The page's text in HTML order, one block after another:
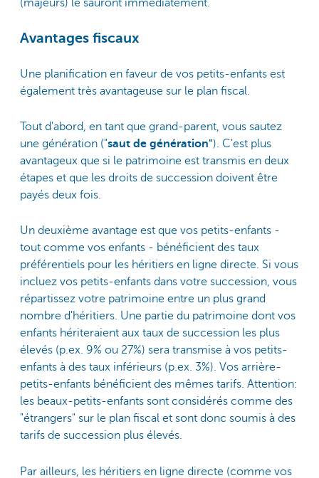
(majeurs) le sauront immédiatement.
Avantages fiscaux
Une planification en faveur de vos petits-enfants est
également très avantageuse sur le plan fiscal.
Tout d'abord, en tant que grand-parent, vous sautez
une génération ("saut de génération"). C'est plus
avantageux que si le patrimoine est transmis en deux
étapes et que les droits de succession doivent être
payés deux fois.
Un deuxième avantage est que vos petits-enfants -
tout comme vos enfants - bénéficient des taux
préférentiels pour les héritiers en ligne directe. Si vous
incluez vos petits-enfants dans votre succession, vous
répartissez votre patrimoine entre un plus grand
nombre d'héritiers. Une partie du patrimoine dont vos
enfants hériteraient aux taux de succession les plus
élevés (p.ex. 9% ou 27%) sera transmise à vos petits-
enfants à des taux inférieurs (p.ex. 3%). Vos arrière-
petits-enfants bénéficient des mêmes tarifs. Attention:
les beaux-petits-enfants sont considérés comme des
"étrangers" sur le plan fiscal et sont donc soumis à des
tarifs de succession plus élevés.
Par ailleurs, les héritiers en ligne directe (comme vos